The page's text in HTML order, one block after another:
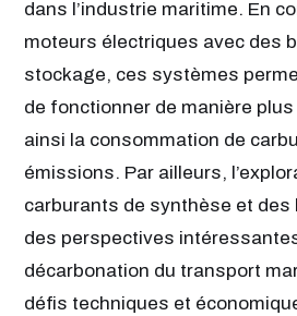
dans l’industrie maritime. En
moteurs électriques avec des
stockage, ces systèmes
de fonctionner de manière
ainsi la consommation de
émissions. Par ailleurs,
carburants de synthèse et des
des perspectives
décarbonation du transport
défis techniques et